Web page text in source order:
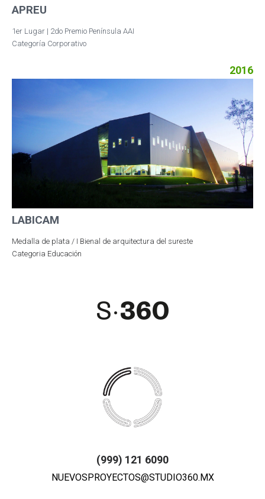
APREU
1er Lugar | 2do Premio Península AAI
Categoría Corporativo
2016
LABICAM
Medalla de plata / I Bienal de arquitectura del sureste
Categoria Educación
(999) 121 6090
NUEVOSPROYECTOS@STUDIO360.MX